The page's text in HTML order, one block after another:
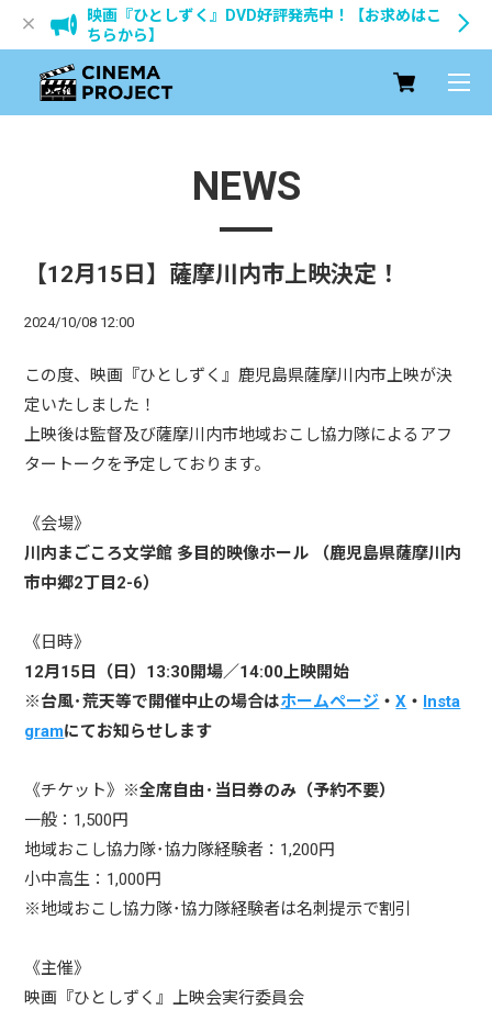
映画『ひとしずく』DVD好評発売中！【お求めはこ
ちらから】
NEWS
【12月15日】薩摩川内市上映決定！
2024/10/08 12:00
この度、映画『ひとしずく』鹿児島県薩摩川内市上映が決
定いたしました！
上映後は監督及び薩摩川内市地域おこし協力隊によるアフ
タートークを予定しております。
《会場》
川内まごころ文学館 多目的映像ホール （鹿児島県薩摩川内
市中郷2丁目2-6）
《日時》
12月15日（日）13:30開場／14:00上映開始
※台風･荒天等で開催中止の場合はホームページ ・X ・ Insta
gramにてお知らせします
《チケット》 ※全席自由･当日券のみ（予約不要）
一般：1,500円
地域おこし協力隊･協力隊経験者：1,200円
小中高生：1,000円
※地域おこし協力隊･協力隊経験者は名刺提示で割引
《主催》
映画『ひとしずく』上映会実行委員会